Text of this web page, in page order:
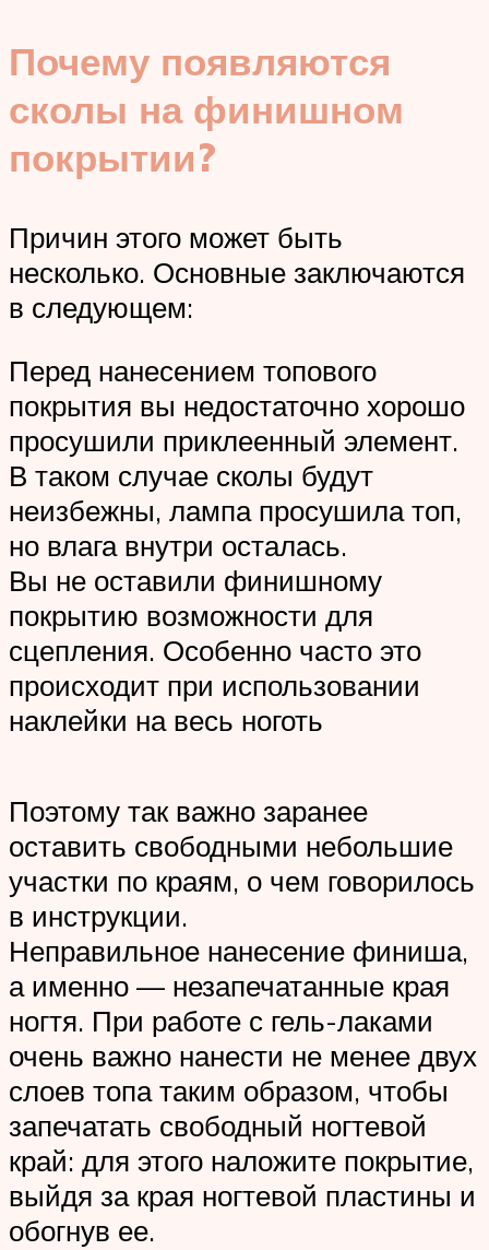
Почему появляются
сколы на финишном
покрытии?
Причин этого может быть
несколько. Основные заключаются
в следующем:
Перед нанесением топового
покрытия вы недостаточно хорошо
просушили приклеенный элемент.
В таком случае сколы будут
неизбежны, лампа просушила топ,
но влага внутри осталась.
Вы не оставили финишному
покрытию возможности для
сцепления. Особенно часто это
происходит при использовании
наклейки на весь ноготь
Поэтому так важно заранее
оставить свободными небольшие
участки по краям, о чем говорилось
в инструкции.
Неправильное нанесение финиша,
а именно — незапечатанные края
ногтя. При работе с гель-лаками
очень важно нанести не менее двух
слоев топа таким образом, чтобы
запечатать свободный ногтевой
край: для этого наложите покрытие,
выйдя за края ногтевой пластины и
обогнув ее.